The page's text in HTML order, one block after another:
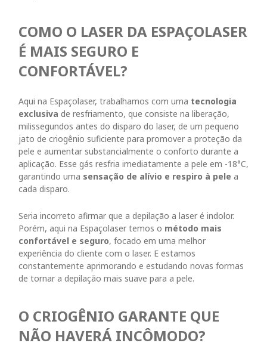
COMO O LASER DA ESPAÇOLASER
É MAIS SEGURO E
CONFORTÁVEL?
Aqui na Espaçolaser, trabalhamos com uma tecnologia
exclusiva de resfriamento, que consiste na liberação,
milissegundos antes do disparo do laser, de um pequeno
jato de criogênio suficiente para promover a proteção da
pele e aumentar substancialmente o conforto durante a
aplicação. Esse gás resfria imediatamente a pele em -18°C,
garantindo uma sensação de alívio e respiro à pele a
cada disparo.
Seria incorreto afirmar que a depilação a laser é indolor.
Porém, aqui na Espaçolaser temos o método mais
confortável e seguro, focado em uma melhor
experiência do cliente com o laser. E estamos
constantemente aprimorando e estudando novas formas
de tornar a depilação mais suave para a pele.
O CRIOGÊNIO GARANTE QUE
NÃO HAVERÁ INCÔMODO?